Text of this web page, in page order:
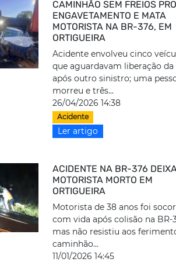
CAMINHÃO SEM FREIOS
ENGAVETAMENTO E MATA
MOTORISTA NA BR-376, EM
ORTIGUEIRA
Acidente envolveu cinco
que aguardavam liberação da
após outro sinistro; uma
morreu e três...
26/04/2026 14:38
Acidente
Ler artigo
ACIDENTE NA BR-376
MOTORISTA MORTO EM
ORTIGUEIRA
Motorista de 38 anos foi
com vida após colisão na BR-
mas não resistiu aos
caminhão...
11/01/2026 14:45